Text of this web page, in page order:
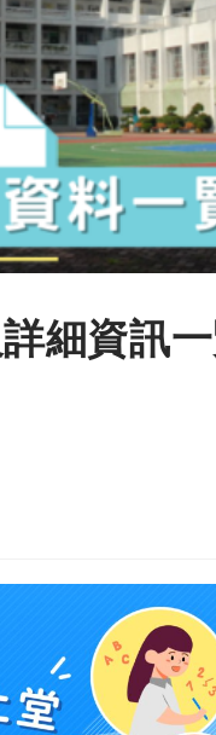
細資訊